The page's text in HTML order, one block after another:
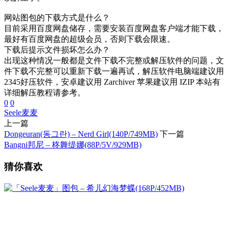
网站图包的下载方式是什么？
目前采用百度网盘储存，需要安装百度网盘客户端才能下载，
最好有百度网盘的超级会员，否则下载会限速。
下载后提示文件损坏怎么办？
出现这种情况一般都是文件下载不完整或解压软件的问题，文
件下载不完整可以重新下载一遍再试，解压软件电脑端建议用
2345好压软件，安卓建议用 Zarchiver 苹果建议用 IZIP 本站有
详细解压教程请参考。
0 0
Seele麦麦
上一篇
Dongeuran(동그란) – Nerd Girl(140P/749MB) 下一篇
Bangni邦尼 – 柊舞缇娜(88P/5V/929MB)
猜你喜欢